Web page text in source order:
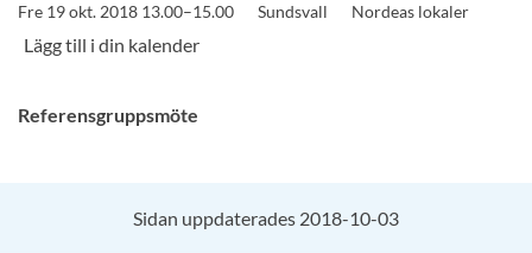
Fre 19 okt. 2018 13.00–15.00
Sundsvall Nordeas lokaler
Referensgruppsmöte
Sidan uppdaterades 2018-10-03